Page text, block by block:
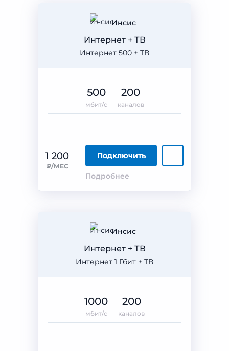
Инсис
Интернет 500 + ТВ
Интернет + ТВ
1 200
₽/МЕС
Подключить
Подробнее
500
мбит/с
200
каналов
Инсис
Интернет 1 Гбит + ТВ
Интернет + ТВ
1000
мбит/с
200
каналов